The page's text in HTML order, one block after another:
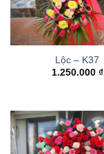
Lộc – K37
1.250.000 ₫